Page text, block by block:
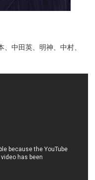
中田英、明神、中村、